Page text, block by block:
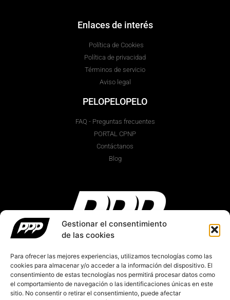
Gestionar el consentimiento
de las cookies
Para ofrecer las mejores experiencias, utilizamos tecnologías como las
cookies para almacenar y/o acceder a la información del dispositivo. El
consentimiento de estas tecnologías nos permitirá procesar datos como
el comportamiento de navegación o las identificaciones únicas en este
sitio. No consentir o retirar el consentimiento, puede afectar
Enlaces de interés
Política de Cookies
Política de privacidad
Términos de servicio
Aviso legal
PELOPELOPELO
FAQ - Preguntas frecuentes
PORTAL CPNP
Contáctanos
Blog
Made in Spain
hola@pelopelopelo.com